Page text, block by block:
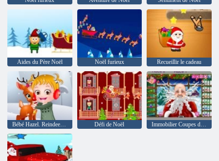
Aides du Père Noël Noël furieux Recueillir le cadeau
Défi de Noël